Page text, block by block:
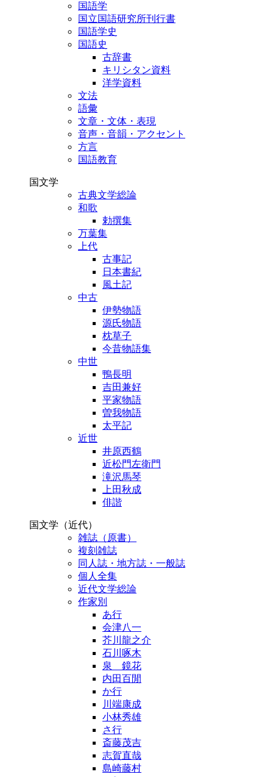
国語学
国立国語研究所刊行書
国語学史
国語史
古辞書
キリシタン資料
洋学資料
文法
語彙
文章・文体・表現
音声・音韻・アクセント
方言
国語教育
国文学
古典文学総論
和歌
勅撰集
万葉集
上代
古事記
日本書紀
風土記
中古
伊勢物語
源氏物語
枕草子
今昔物語集
中世
鴨長明
吉田兼好
平家物語
曽我物語
太平記
近世
井原西鶴
近松門左衛門
滝沢馬琴
上田秋成
俳諧
国文学（近代）
雑誌（原書）
複刻雑誌
同人誌・地方誌・一般誌
個人全集
近代文学総論
作家別
あ行
会津八一
芥川龍之介
石川啄木
泉 鏡花
内田百閒
か行
川端康成
小林秀雄
さ行
斎藤茂吉
志賀直哉
島崎藤村